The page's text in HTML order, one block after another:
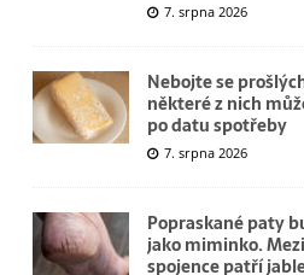
7. srpna 2026
Nebojte se
některé z nich
po datu spotřeby
7. srpna 2026
Popraskané paty
jako miminko.
spojence patří